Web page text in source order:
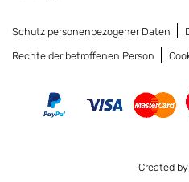
Schutz personenbezogener Daten
Rechte der betroffenen Person
Created